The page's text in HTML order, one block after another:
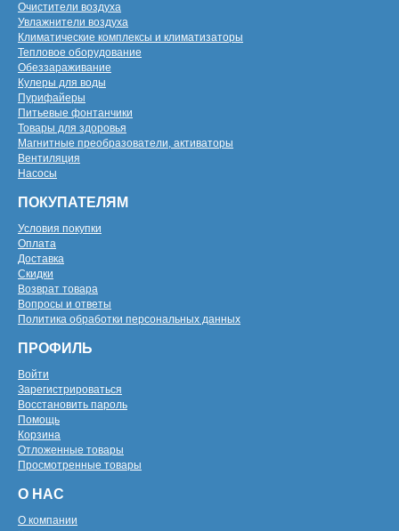
Очистители воздуха
Увлажнители воздуха
Климатические комплексы и климатизаторы
Тепловое оборудование
Обеззараживание
Кулеры для воды
Пурифайеры
Питьевые фонтанчики
Товары для здоровья
Магнитные преобразователи, активаторы
Вентиляция
Насосы
ПОКУПАТЕЛЯМ
Условия покупки
Оплата
Доставка
Скидки
Возврат товара
Вопросы и ответы
Политика обработки персональных данных
ПРОФИЛЬ
Войти
Зарегистрироваться
Восстановить пароль
Помощь
Корзина
Отложенные товары
Просмотренные товары
О НАС
О компании